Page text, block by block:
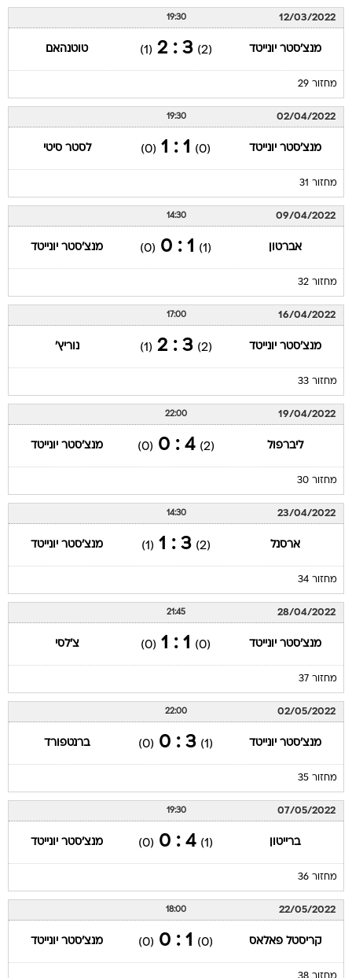
12/03/2022
19:30
מנצ'סטר יונייטד (2)
3 : 2
(1) טוטנהאם
מחזור 29
02/04/2022
19:30
מנצ'סטר יונייטד (0)
1 : 1
(0) לסטר סיטי
מחזור 31
09/04/2022
14:30
אברטון (1)
1 : 0
(0) מנצ'סטר יונייטד
מחזור 32
16/04/2022
17:00
מנצ'סטר יונייטד (2)
3 : 2
(1) נוריץ'
מחזור 33
19/04/2022
22:00
ליברפול (2)
4 : 0
(0) מנצ'סטר יונייטד
מחזור 30
23/04/2022
14:30
ארסנל (2)
3 : 1
(1) מנצ'סטר יונייטד
מחזור 34
28/04/2022
21:45
מנצ'סטר יונייטד (0)
1 : 1
(0) צ'לסי
מחזור 37
02/05/2022
22:00
מנצ'סטר יונייטד (1)
3 : 0
(0) ברנטפורד
מחזור 35
07/05/2022
19:30
ברייטון (1)
4 : 0
(0) מנצ'סטר יונייטד
מחזור 36
22/05/2022
18:00
קריסטל פאלאס (0)
1 : 0
(0) מנצ'סטר יונייטד